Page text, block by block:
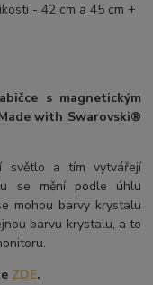
- 42 cm a 45 cm +
s magnetickým
with Swarovski®
světlo a tím vytvářejí
se mění podle úhlu
mohou barvy krystalu
barvu krystalu, a to
ZDE.